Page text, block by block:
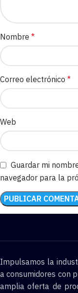
Nombre *
Correo electrónico *
Web
Guardar mi
navegador para la
Impulsamos la
a consumidores con
amplia oferta de